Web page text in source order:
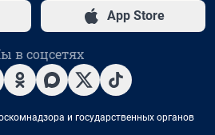
App Store
в соцсетях
и государственных органов